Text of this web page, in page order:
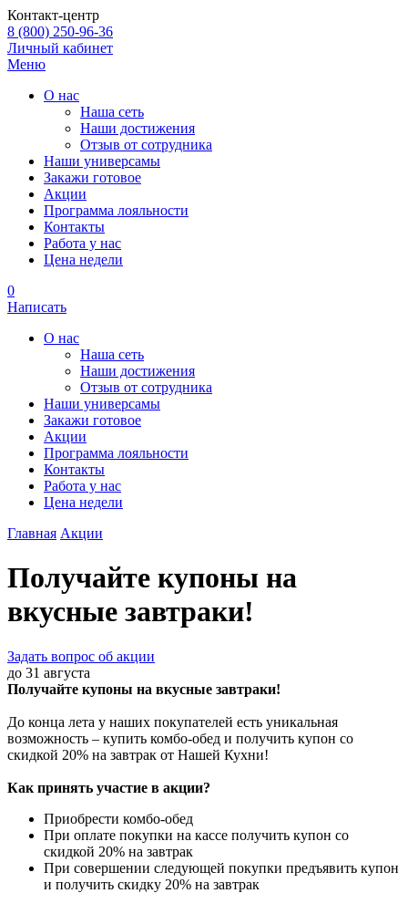
Контакт-центр
8 (800) 250-96-36
Личный кабинет
Меню
О нас
Наша сеть
Наши достижения
Отзыв от сотрудника
Наши универсамы
Закажи готовое
Акции
Программа лояльности
Контакты
Работа у нас
Цена недели
0
Написать
О нас
Наша сеть
Наши достижения
Отзыв от сотрудника
Наши универсамы
Закажи готовое
Акции
Программа лояльности
Контакты
Работа у нас
Цена недели
Главная Акции
Получайте купоны на
вкусные завтраки!
Задать вопрос об акции
до 31 августа
Получайте купоны на вкусные завтраки!
До конца лета у наших покупателей есть уникальная
возможность – купить комбо-обед и получить купон со
скидкой 20% на завтрак от Нашей Кухни!
Как принять участие в акции?
Приобрести комбо-обед
При оплате покупки на кассе получить купон со
скидкой 20% на завтрак
При совершении следующей покупки предъявить купон
и получить скидку 20% на завтрак